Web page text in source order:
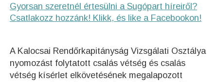
Gyorsan szeretnél értesülni a Sugópart híreiről?
Csatlakozz hozzánk! Klikk, és like a Facebookon!
A Kalocsai Rendőrkapitányság Vizsgálati Osztálya
nyomozást folytatott csalás vétség és csalás
vétség kísérlet elkövetésének megalapozott